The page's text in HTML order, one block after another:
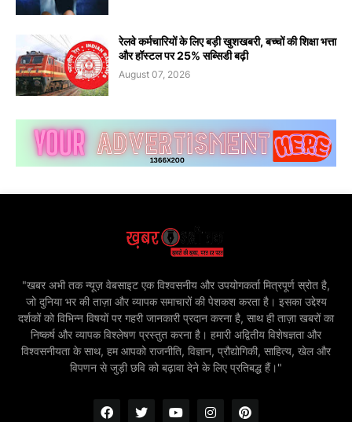
रेलवे कर्मचारियों के लिए बड़ी खुशखबरी, बच्चों की शिक्षा भत्ता
और हॉस्टल पर 25% सब्सिडी बढ़ी
August 07, 2026
"खबर अभी तक न्यूज़ वेबसाइट एक विश्वसनीय और उपयोगकर्ता मित्रपूर्ण स्रोत है,
जो दुनिया भर की ताज़ा और व्यापक समाचारों की पेशकश करता है। इसका उद्देश्य
दर्शकों को विभिन्न विषयों पर गहरी जानकारी प्रदान करना है, साथ ही ताज़ा खबरों का
निष्कर्ष और व्यापक विश्लेषण प्रस्तुत करना है। हमारी अद्वितीय विशेषज्ञता और
विश्वसनीयता के साथ, हम आपको राजनीति, विज्ञान, प्रौद्योगिकी, साहित्य, खेल और
विपणन से जुड़ी छवि को बढ़ावा देने के लिए प्रतिबद्ध हैं।"